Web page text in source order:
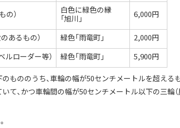
の）
白色に緑色の縁
「旭川」
6,000円
あるもの） 緑色「雨竜町」
2,000円
ルローダー等） 緑色「雨竜町」 5,900円
もののうち、車輪の幅が50センチメートルを超える
て、かつ車輪間の幅が50センチメートル以下の三輪